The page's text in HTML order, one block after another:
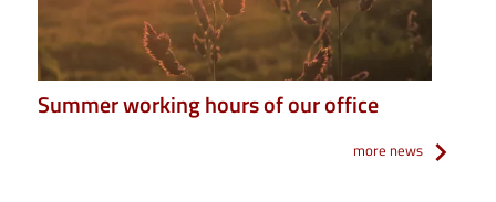
Summer working hours of our office
more news